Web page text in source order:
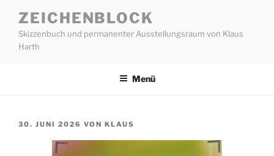
Inhalt
springen
ZEICHENBLOCK
Skizzenbuch und permanenter Ausstellungsraum von Klaus
Harth
Menü
VERÖFFENTLICHT
30. JUNI 2026 VON KLAUS